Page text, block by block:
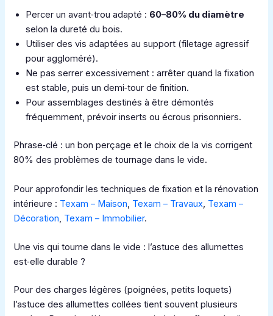
Percer un avant‑trou adapté : 60–80% du diamètre
selon la dureté du bois.
Utiliser des vis adaptées au support (filetage agressif
pour aggloméré).
Ne pas serrer excessivement : arrêter quand la fixation
est stable, puis un demi‑tour de finition.
Pour assemblages destinés à être démontés
fréquemment, prévoir inserts ou écrous prisonniers.
Phrase‑clé : un bon perçage et le choix de la vis corrigent
80% des problèmes de tournage dans le vide.
Pour approfondir les techniques de fixation et la rénovation
intérieure : Texam – Maison Texam – Travaux Texam –
Décoration Texam – Immobilier.
Une vis qui tourne dans le vide : l’astuce des allumettes
est‑elle durable ?
Pour des charges légères (poignées, petits loquets)
l’astuce des allumettes collées tient souvent plusieurs